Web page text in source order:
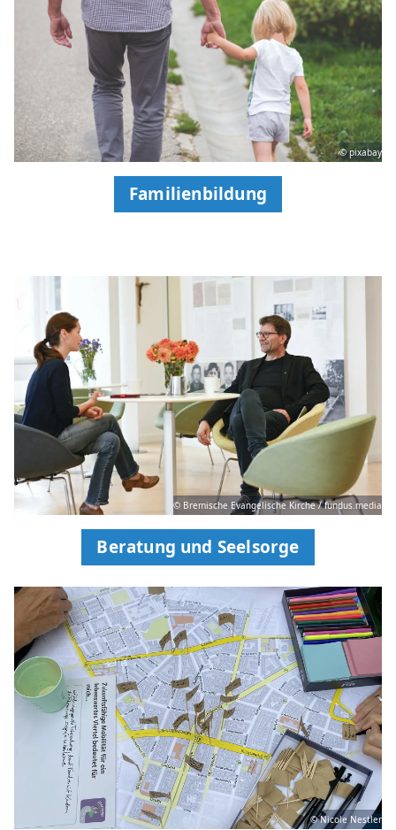
© pixabay
Familienbildung
© Bremische Evangelische Kirche / fundus.media
Beratung und Seelsorge
© Nicole Nestler